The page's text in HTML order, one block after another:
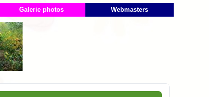
Galerie photos Webmasters